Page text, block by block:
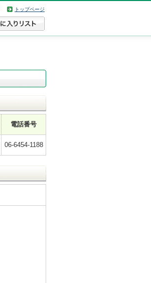
トップページ
電話番号
06-6454-1188